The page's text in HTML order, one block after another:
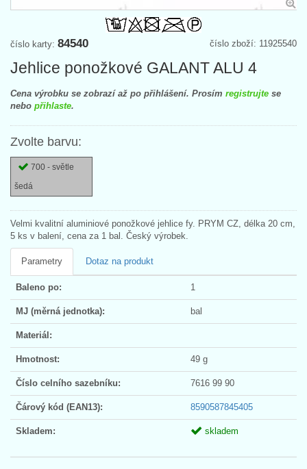
číslo zboží: 11925540
číslo karty: 84540
Jehlice ponožkové GALANT ALU 4
Cena výrobku se zobrazí až po přihlášení. Prosím registrujte se
nebo přihlaste.
Zvolte barvu:
700 - světle
šedá
Velmi kvalitní aluminiové ponožkové jehlice fy. PRYM CZ, délka 20 cm,
5 ks v balení, cena za 1 bal. Český výrobek.
Parametry Dotaz na produkt
Baleno po: 1
MJ (měrná jednotka): bal
Materiál:
Hmotnost: 49 g
Číslo celního sazebníku: 7616 99 90
Čárový kód (EAN13): 8590587845405
Skladem: skladem